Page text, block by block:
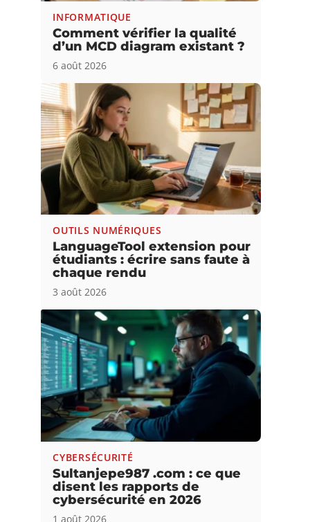
INFORMATIQUE
Comment vérifier la qualité
d’un MCD diagram existant ?
6 août 2026
OUTILS NUMÉRIQUES
LanguageTool extension pour
étudiants : écrire sans faute à
chaque rendu
3 août 2026
CYBERSÉCURITÉ
Sultanjepe987 .com : ce que
disent les rapports de
cybersécurité en 2026
1 août 2026